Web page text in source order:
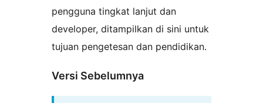
pengguna tingkat lanjut dan
developer, ditampilkan di sini untuk
tujuan pengetesan dan pendidikan.
Versi Sebelumnya